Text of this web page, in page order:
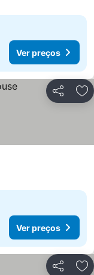
Ver preços
Partilhar
Ver preços
Partilhar